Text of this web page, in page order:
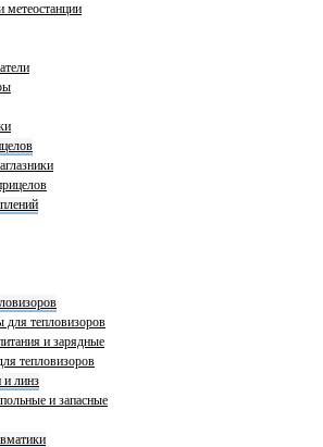
метеостанции
тепловизоров
и зарядные
тепловизоров
и линз
и запасные